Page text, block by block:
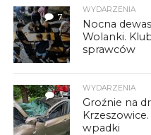
7
WYDARZENIA
Nocna
Wolanki.
sprawców
3
WYDARZENIA
Groźnie na
wpadki